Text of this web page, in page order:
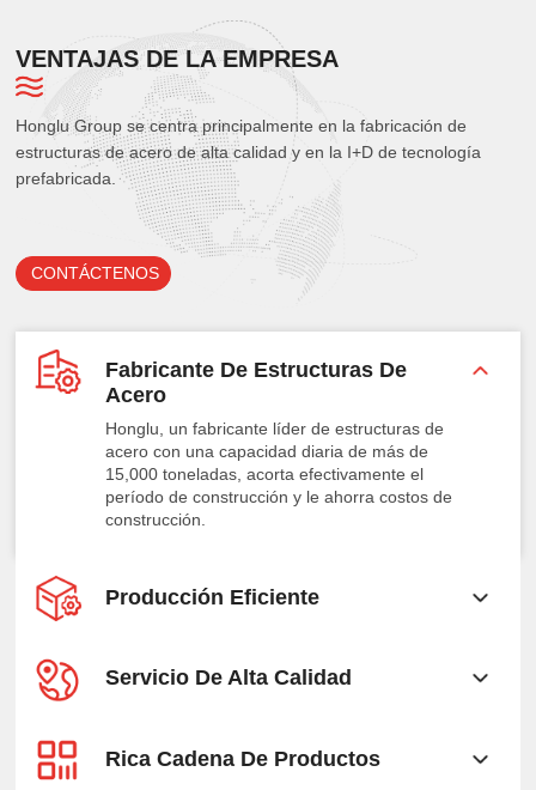
VENTAJAS DE LA EMPRESA
Honglu Group se centra principalmente en la fabricación de
estructuras de acero de alta calidad y en la I+D de tecnología
prefabricada.
CONTÁCTENOS
Fabricante De Estructuras De
Acero
Honglu, un fabricante líder de estructuras de
acero con una capacidad diaria de más de
15,000 toneladas, acorta efectivamente el
período de construcción y le ahorra costos de
construcción.
Producción Eficiente
Servicio De Alta Calidad
Rica Cadena De Productos